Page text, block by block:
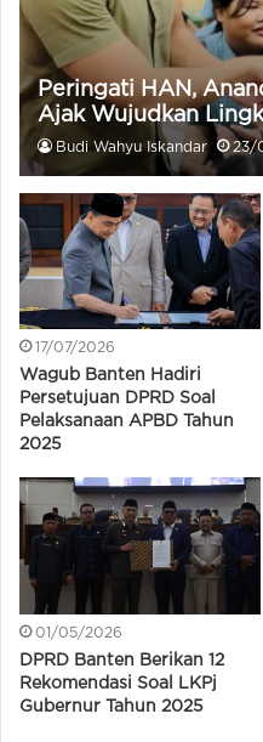
Peringati HAN,
Ajak Wujudkan
Budi Wahyu Iskandar 23/
17/07/2026
Wagub Banten Hadiri
Persetujuan DPRD Soal
Pelaksanaan APBD Tahun
2025
01/05/2026
DPRD Banten Berikan 12
Rekomendasi Soal LKPj
Gubernur Tahun 2025